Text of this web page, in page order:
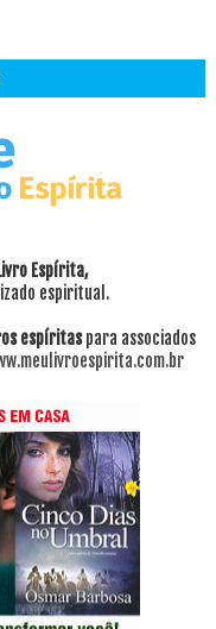
Espírita,
espiritual.
espíritaspara associados